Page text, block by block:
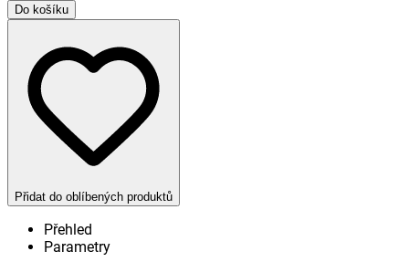
Do košíku
Přidat do oblíbených produktů
Přehled
Parametry